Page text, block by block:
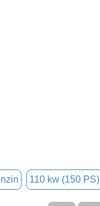
110 kw (150 PS)